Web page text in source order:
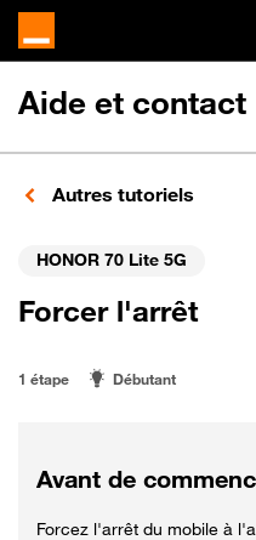
Aide et contact
Autres tutoriels
HONOR 70 Lite 5G
Forcer l'arrêt
1 étape Débutant
Avant de
Forcez l'arrêt du mobile à